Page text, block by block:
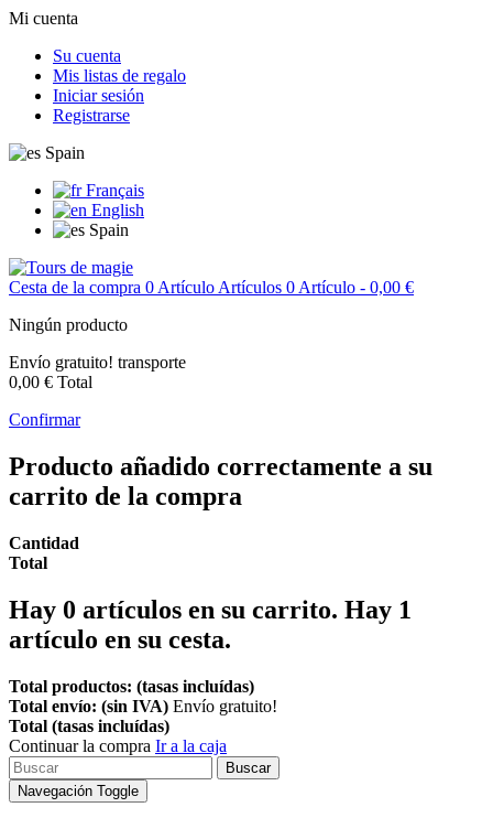
Mi cuenta
Su cuenta
Mis listas de regalo
Iniciar sesión
Registrarse
Spain
Français
English
Spain
Cesta de la compra 0 Artículo Artículos 0 Artículo - 0,00 €
Ningún producto
Envío gratuito! transporte
0,00 € Total
Confirmar
Producto añadido correctamente a su
carrito de la compra
Cantidad
Total
Hay 0 artículos en su carrito. Hay 1
artículo en su cesta.
Total productos: (tasas incluídas)
Total envío: (sin IVA) Envío gratuito!
Total (tasas incluídas)
Continuar la compra Ir a la caja
Buscar
Navegación Toggle